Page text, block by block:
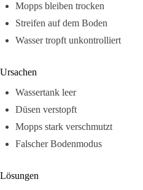
Mopps bleiben trocken
Streifen auf dem Boden
Wasser tropft unkontrolliert
Ursachen
Wassertank leer
Düsen verstopft
Mopps stark verschmutzt
Falscher Bodenmodus
Lösungen